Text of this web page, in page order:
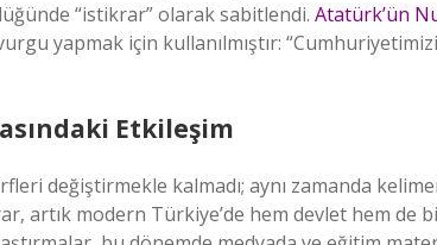
“istikrar” olarak sabitlendi. Atatürk’ün
yapmak için kullanılmıştır:
Etkileşim
değiştirmekle kalmadı; aynı zamanda
artık modern Türkiye’de hem devlet hem de